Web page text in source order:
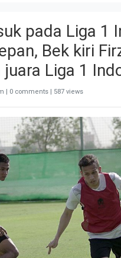
pada Liga 1
Bek kiri
Liga 1
| 0 comments | 587 views